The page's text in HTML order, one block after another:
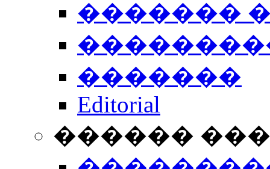
�������
�������
Editorial
������